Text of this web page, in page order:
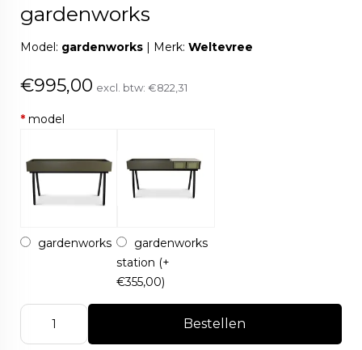
gardenworks
Model: gardenworks Merk: Weltevree
€995,00 excl. btw: €822,31
* model
gardenworks
gardenworks
station (+
€355,00)
Bestellen